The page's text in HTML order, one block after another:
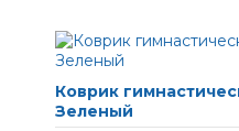
Коврик
Зеленый